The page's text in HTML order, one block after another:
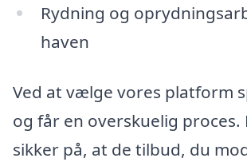
Rydning og
haven
Ved at vælge vores platform
og får en overskuelig
sikker på, at de tilbud, du